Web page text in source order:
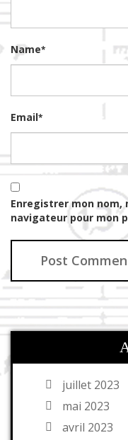
Name*
Email*
Enregistrer mon nom,
navigateur pour mon
juillet 2023
mai 2023
avril 2023